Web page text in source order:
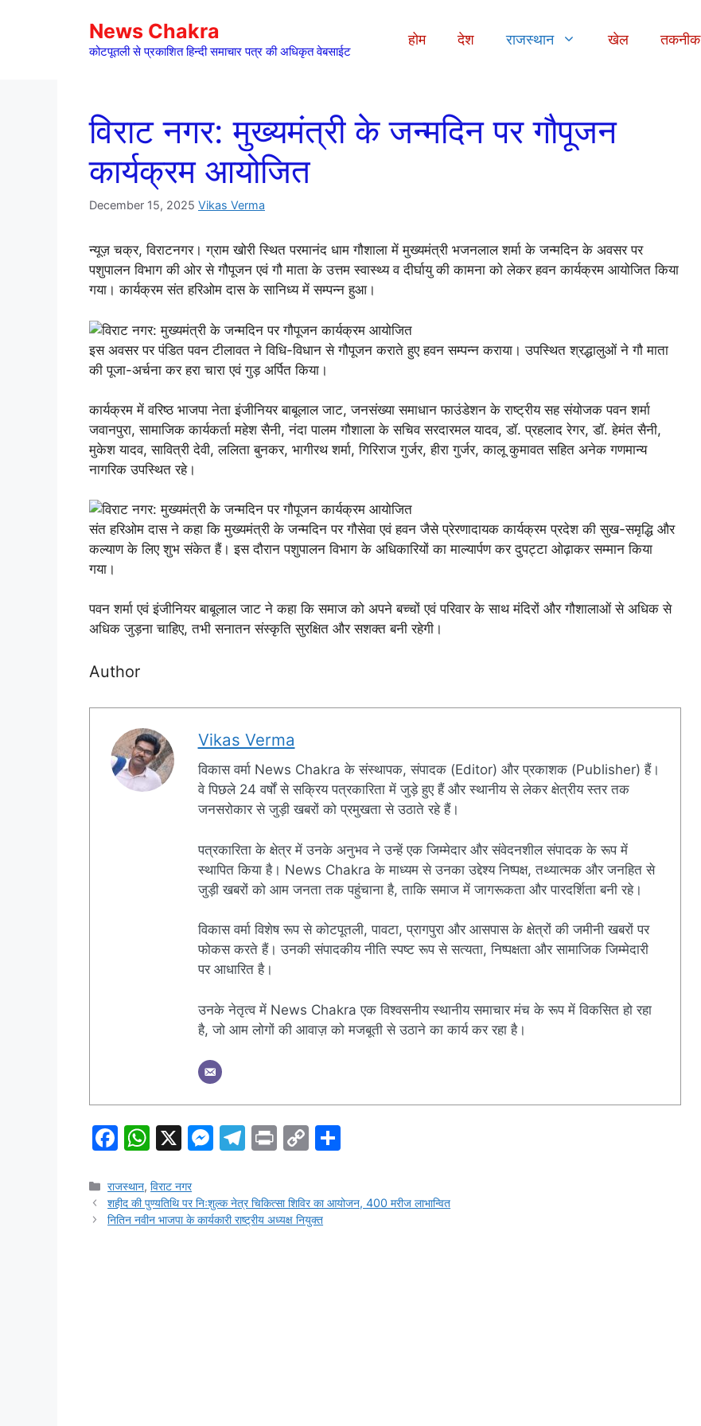
News Chakra
कोटपूतली से प्रकाशित हिन्दी समाचार पत्र की अधिकृत वेबसाईट
होम देश राजस्थान खेल तकनीक
विराट नगर: मुख्यमंत्री के जन्मदिन पर गौपूजन
कार्यक्रम आयोजित
December 15, 2025 Vikas Verma
न्यूज़ चक्र, विराटनगर। ग्राम खोरी स्थित परमानंद धाम गौशाला में मुख्यमंत्री भजनलाल शर्मा के जन्मदिन के अवसर पर
पशुपालन विभाग की ओर से गौपूजन एवं गौ माता के उत्तम स्वास्थ्य व दीर्घायु की कामना को लेकर हवन कार्यक्रम आयोजित किया
गया। कार्यक्रम संत हरिओम दास के सानिध्य में सम्पन्न हुआ।
इस अवसर पर पंडित पवन टीलावत ने विधि-विधान से गौपूजन कराते हुए हवन सम्पन्न कराया। उपस्थित श्रद्धालुओं ने गौ माता
की पूजा-अर्चना कर हरा चारा एवं गुड़ अर्पित किया।
कार्यक्रम में वरिष्ठ भाजपा नेता इंजीनियर बाबूलाल जाट, जनसंख्या समाधान फाउंडेशन के राष्ट्रीय सह संयोजक पवन शर्मा
जवानपुरा, सामाजिक कार्यकर्ता महेश सैनी, नंदा पालम गौशाला के सचिव सरदारमल यादव, डॉ. प्रहलाद रेगर, डॉ. हेमंत सैनी,
मुकेश यादव, सावित्री देवी, ललिता बुनकर, भागीरथ शर्मा, गिरिराज गुर्जर, हीरा गुर्जर, कालू कुमावत सहित अनेक गणमान्य
नागरिक उपस्थित रहे।
संत हरिओम दास ने कहा कि मुख्यमंत्री के जन्मदिन पर गौसेवा एवं हवन जैसे प्रेरणादायक कार्यक्रम प्रदेश की सुख-समृद्धि और
कल्याण के लिए शुभ संकेत हैं। इस दौरान पशुपालन विभाग के अधिकारियों का माल्यार्पण कर दुपट्टा ओढ़ाकर सम्मान किया
गया।
पवन शर्मा एवं इंजीनियर बाबूलाल जाट ने कहा कि समाज को अपने बच्चों एवं परिवार के साथ मंदिरों और गौशालाओं से अधिक से
अधिक जुड़ना चाहिए, तभी सनातन संस्कृति सुरक्षित और सशक्त बनी रहेगी।
Author
Vikas Verma
विकास वर्मा News Chakra के संस्थापक, संपादक (Editor) और प्रकाशक (Publisher) हैं।
वे पिछले 24 वर्षों से सक्रिय पत्रकारिता में जुड़े हुए हैं और स्थानीय से लेकर क्षेत्रीय स्तर तक
जनसरोकार से जुड़ी खबरों को प्रमुखता से उठाते रहे हैं।
पत्रकारिता के क्षेत्र में उनके अनुभव ने उन्हें एक जिम्मेदार और संवेदनशील संपादक के रूप में
स्थापित किया है। News Chakra के माध्यम से उनका उद्देश्य निष्पक्ष, तथ्यात्मक और जनहित से
जुड़ी खबरों को आम जनता तक पहुंचाना है, ताकि समाज में जागरूकता और पारदर्शिता बनी रहे।
विकास वर्मा विशेष रूप से कोटपूतली, पावटा, प्रागपुरा और आसपास के क्षेत्रों की जमीनी खबरों पर
फोकस करते हैं। उनकी संपादकीय नीति स्पष्ट रूप से सत्यता, निष्पक्षता और सामाजिक जिम्मेदारी
पर आधारित है।
उनके नेतृत्व में News Chakra एक विश्वसनीय स्थानीय समाचार मंच के रूप में विकसित हो रहा
है, जो आम लोगों की आवाज़ को मजबूती से उठाने का कार्य कर रहा है।
F
c
e
W
at
s
X
M
s
T
e
gr
Pr C
y
ar
e
Categories
राजस्थान,विराट नगर
शहीद की पुण्यतिथि पर निःशुल्क नेत्र चिकित्सा शिविर का आयोजन, 400 मरीज लाभान्वित
नितिन नवीन भाजपा के कार्यकारी राष्ट्रीय अध्यक्ष नियुक्त